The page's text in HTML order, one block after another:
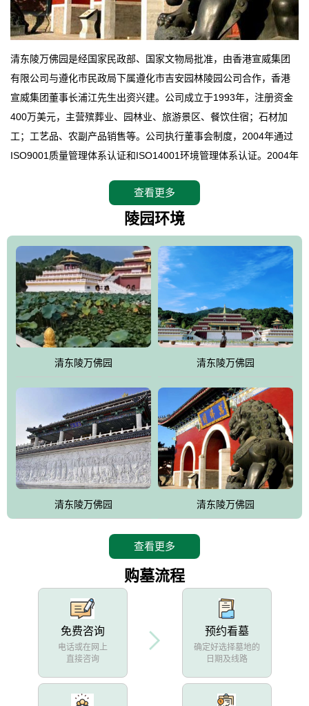
清东陵万佛园是经国家民政部、国家文物局批准，由香港宣威集团
有限公司与遵化市民政局下属遵化市吉安园林陵园公司合作，香港
宣威集团董事长浦江先生出资兴建。公司成立于1993年，注册资金
400万美元，主营殡葬业、园林业、旅游景区、餐饮住宿；石材加
工；工艺品、农副产品销售等。公司执行董事会制度，2004年通过
ISO9001质量管理体系认证和ISO14001环境管理体系认证。2004年
拥有4A级旅游区头衔的花园式陵园，园内建有四星级酒店一座。
万佛园位于遵化市境内，座落在世界文化遗产清东陵地形墙内，地
形绝佳，地理位置优越，交通便利。公司以“建设全国顶级人生后花
园、打造佛教精品旅游圣地”为目标，以海外归侨、国内外知名人士
的墓地安葬、祭祀吊亡并结合旅游参观构成其主要使用功能；以苍
郁绚丽、优雅宜人的园林景观构成其外部形象。通过墓园建设与造
园手法相结合的默契操作，建成一处特色鲜明、服务周全、环境优
美、民族风格突出，与周边文物古迹交相呼应的极具吸引力的花园
式园林。
万佛园工程一期占地448亩，目前完成投资近12亿元人民币，园区采
用全仿古式建筑，寻求与世界文化遗产地清东陵的和谐统一，在园
区建设中寻求陵园建设与景区建设的有机融合，充分发挥独一无二
的地形优势，打造现代艺术园林，建设旅游景观、寺庙、酒店等综
合服务设施，服务于陵园经营，使企业的多元化经营项目相互依
托、相互促进，园区绿化覆盖率达90%。
设计建造各种墓地墓位3万个；主体建筑金宝塔，墓位容量8万个，
能适应不同消费阶层的需求，为客户提供墓碑设计制作服务、特色
查看更多
陵园环境
清东陵万佛园 清东陵万佛园
清东陵万佛园 清东陵万佛园
查看更多
购墓流程
免费咨询
电话或在网上
直接咨询
预约看墓
确定好选择墓地的
日期及线路